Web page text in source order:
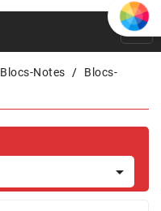
Blocs-Notes
Blocs-
